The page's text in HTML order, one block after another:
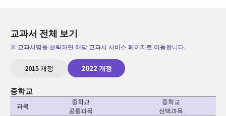
교과서 전체 보기
※ 교과서명을 클릭하면 해당 교과서 서비스 페이지로 이동합니다.
2015 개정 2022 개정
중학교
과목
중학교
공통과목
중학교
선택과목